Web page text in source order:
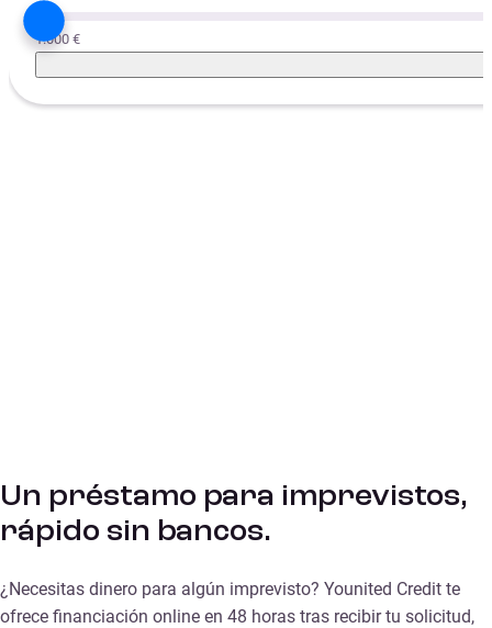
1.000 €
Un préstamo para imprevistos,
rápido sin bancos.
¿Necesitas dinero para algún imprevisto? Younited Credit te
ofrece financiación online en 48 horas tras recibir tu solicitud,